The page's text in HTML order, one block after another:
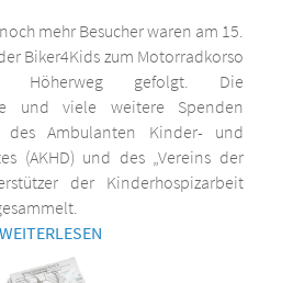
mehr Besucher waren am 15.
Biker4Kids zum Motorradkorso
gefolgt. Die
und viele weitere Spenden
des Ambulanten Kinder- und
(AKHD) und des „Vereins der
der Kinderhospizarbeit
WEITERLESEN